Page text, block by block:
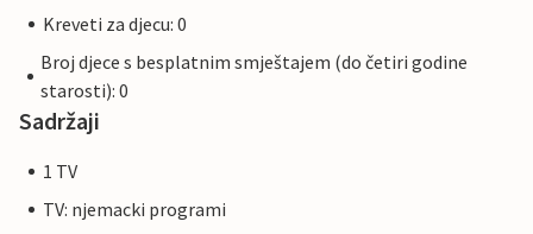
Kreveti za djecu: 0
Broj djece s besplatnim smještajem (do četiri godine
starosti): 0
Sadržaji
1 TV
TV: njemacki programi